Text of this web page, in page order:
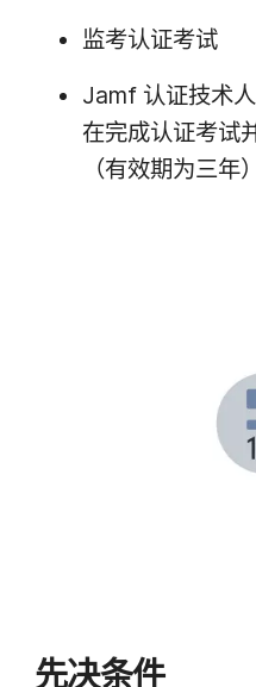
监考​认证​考试
Jamf 认证​技术​
在​完成​认证​考试​
（有​效期​为​三年）
先​决​条件